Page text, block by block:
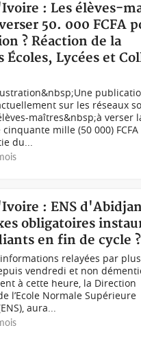
: Les élèves-
50. 000 FCFA
? Réaction de la
Écoles, Lycées et
sur les réseaux
maîtres&nbsp;à verser
mille (50 000) FCFA
du...
: ENS
obligatoires
en fin de cycle ?
relayées par
vendredi et non
à cette heure, la Direction
l’Ecole Normale Supérieure
aura...